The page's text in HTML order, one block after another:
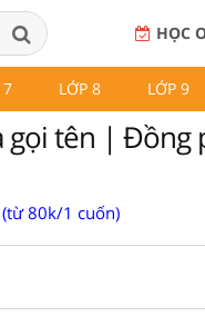
HỌC
7 LỚP 8 LỚP 9
gọi tên | Đồng
(từ 80k/1 cuốn)